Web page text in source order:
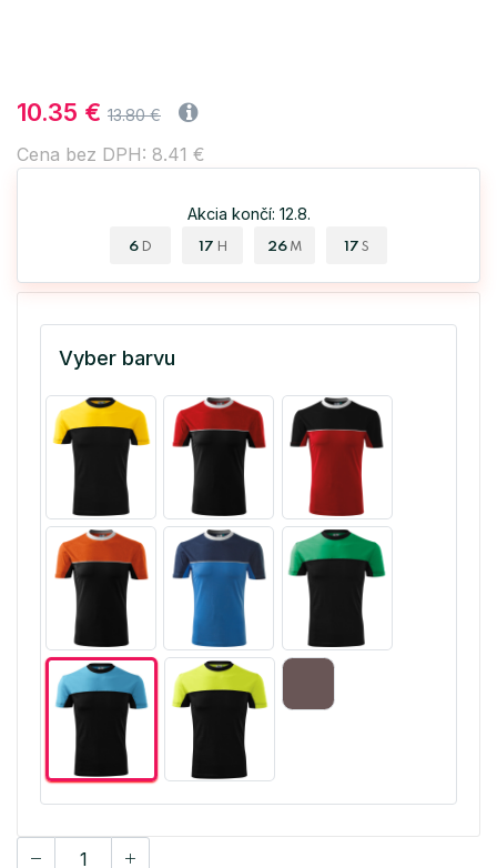
10.35 € 13.80 €
Cena bez DPH: 8.41 €
Akcia končí: 12.8.
6 D 17 H 26 M 17 S
Vyber barvu